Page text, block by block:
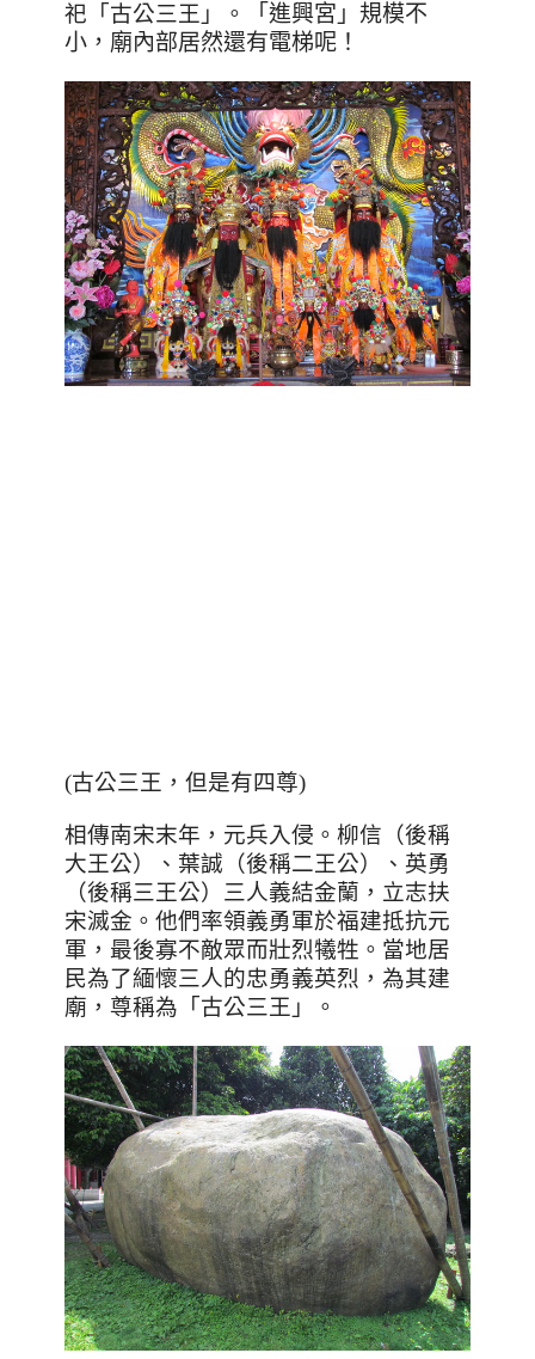
祀「古公三王」。
「進興宮」規模不
小，廟內部居然還有電梯呢！
(古公三王，但是有四尊)
相傳南宋末年，元兵入侵。柳信（後稱
大王公）、葉誠（後稱二王公）、英勇
（後稱三王公）三人義結金蘭，立志扶
宋滅金。他們率領義勇軍於福建抵抗元
軍，最後寡不敵眾而壯烈犧牲。當地居
民為了緬懷三人的忠勇義英烈，為其建
廟，尊稱為「古公三王」。